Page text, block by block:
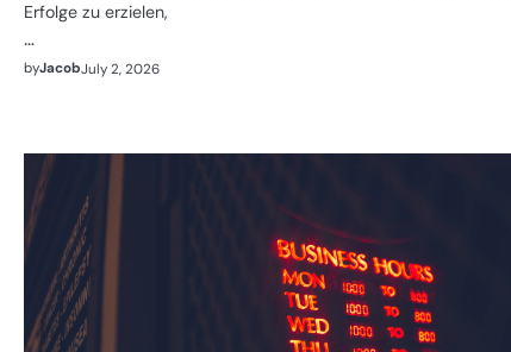
Erfolge zu erzielen,
…
byJacobJuly 2, 2026